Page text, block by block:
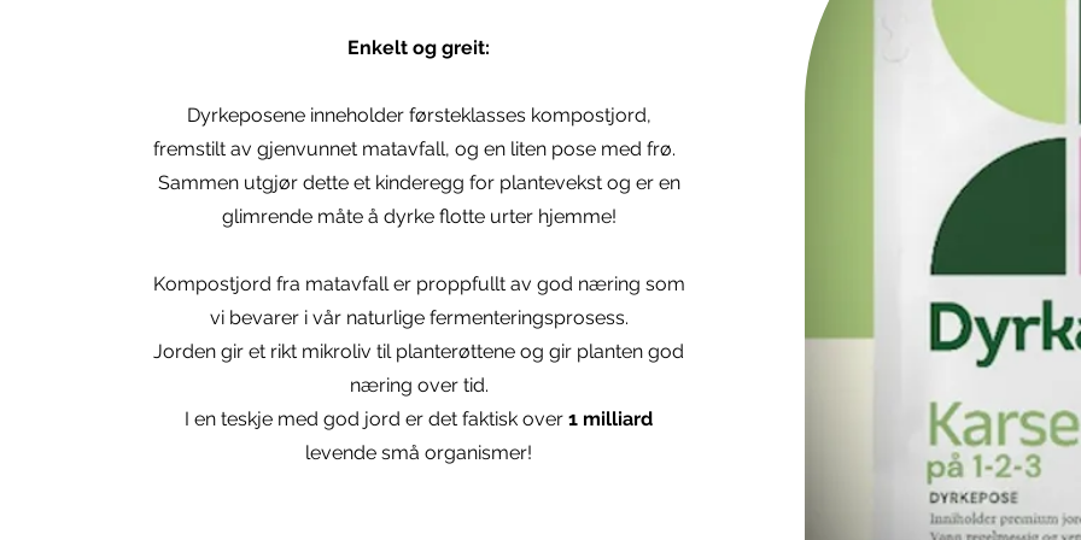
Enkelt og greit:
Dyrkeposene inneholder førsteklasses kompostjord,
fremstilt av gjenvunnet matavfall, og en liten pose med frø.
Sammen utgjør dette et kinderegg for plantevekst og er en
glimrende måte å dyrke flotte urter hjemme!
Kompostjord fra matavfall er proppfullt av god næring som
vi bevarer i vår naturlige fermenteringsprosess.
Jorden gir et rikt mikroliv til planterøttene og gir planten god
næring over tid.
I en teskje med god jord er det faktisk over 1 milliard
levende små organismer!